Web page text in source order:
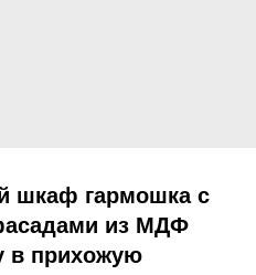
шкаф гармошка с
из МДФ
в прихожую